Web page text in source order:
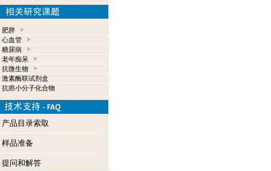
肥胖
心血管
糖尿病
老年痴呆
抗微生物
激素酶联试剂盒
抗癌小分子化合物
产品目录索取
样品准备
提问和解答